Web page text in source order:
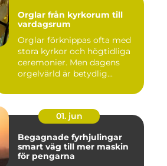
Orglar från kyrkorum till
vardagsrum
Orglar förknippas ofta med
stora kyrkor och högtidliga
ceremonier. Men dagens
orgelvärld är betydlig...
01. jun
Begagnade fyrhjulingar
smart väg till mer maskin
för pengarna